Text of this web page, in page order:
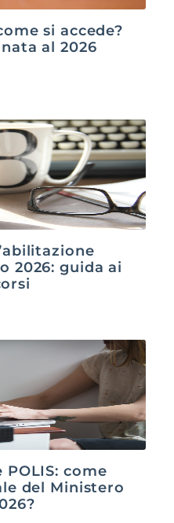
si accede?
al 2026
2026: guida ai
come
del Ministero